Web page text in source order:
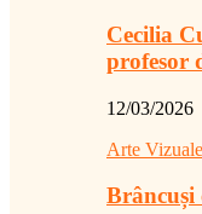
Cecilia
profesor
12/03/2026
Arte Vizuale
Brâncuși